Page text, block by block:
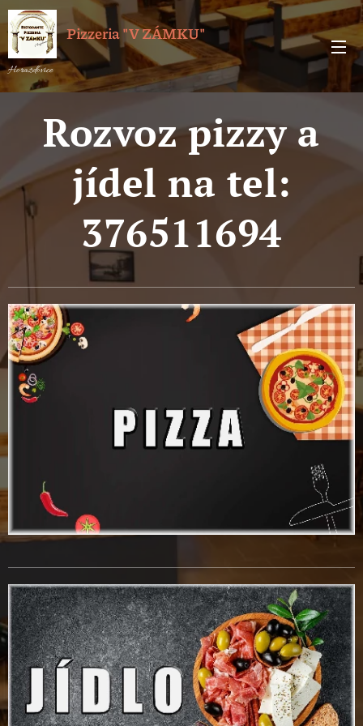
Pizzeria "V ZÁMKU"
Horažďovice
Rozvoz pizzy a
jídel na tel:
376511694